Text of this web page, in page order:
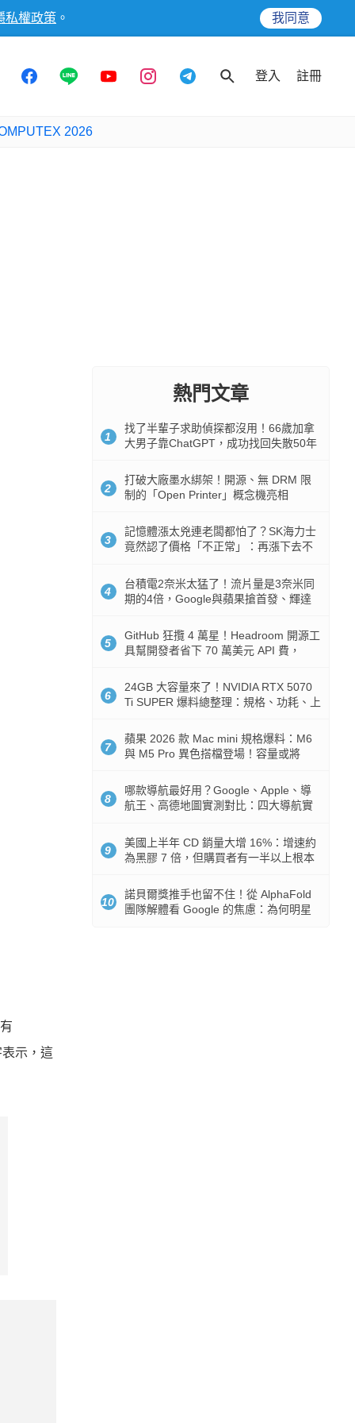
私權政策 。 我同意
登入 註冊
2026
示，這
熱門文章
1
找了半輩子求助偵探都沒用！66歲加拿
大男子靠ChatGPT，成功找回失散50年
2
打破大廠墨水綁架！開源、無 DRM 限
制的「Open Printer」概念機亮相
3
記憶體漲太兇連老闆都怕了？SK海力士
竟然認了價格「不正常」：再漲下去不
4
台積電2奈米太猛了！流片量是3奈米同
期的4倍，Google與蘋果搶首發、輝達
5
GitHub 狂攬 4 萬星！Headroom 開源工
具幫開發者省下 70 萬美元 API 費，
6
24GB 大容量來了！NVIDIA RTX 5070
Ti SUPER 爆料總整理：規格、功耗、上
7
蘋果 2026 款 Mac mini 規格爆料：M6
與 M5 Pro 異色搭檔登場！容量或將
8
哪款導航最好用？Google、Apple、導
航王、高德地圖實測對比：四大導航實
9
美國上半年 CD 銷量大增 16%：增速約
為黑膠 7 倍，但購買者有一半以上根本
10
諾貝爾獎推手也留不住！從 AlphaFold
團隊解體看 Google 的焦慮：為何明星